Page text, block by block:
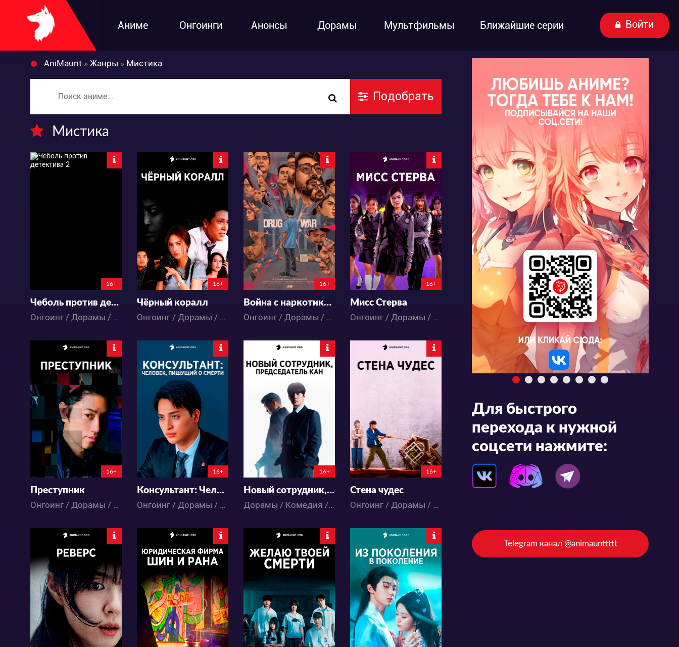
Аниме Онгоинги Анонсы Дорамы Мультфильмы Ближайшие серии Войти
AniMaunt » Жанры » Мистика
Подобрать
Мистика
16+
Чеболь против детектива 2
Онгоинг / Дорамы / Боевик / Комедия / Мистика / Триллер
2410
35 9
3:18:50:52
16+
Чёрный коралл
Онгоинг / Дорамы / Драма / Мистика / Ужасы
2593
10 9
5:18:20:52
16+
Война с наркотиками: Молчание заговорщиков
Онгоинг / Дорамы / Драма / Мистика
7855
51 22
16+
Мисс Стерва
Онгоинг / Дорамы / Драма / Комедия / Мистика
1728
16+
Преступник
Онгоинг / Дорамы / Мистика / Триллер
6257
44 15
16+
Консультант: Человек, пишущий о смерти
Онгоинг / Дорамы / Мистика
6001
58 21
16+
Новый сотрудник, председатель Кан
Дорамы / Комедия / Мистика / Фэнтези
32 6
16+
Стена чудес
Онгоинг / Дорамы / Драма / Мистика
2272
18
6241
49 17
1210
29 13
1918
16 5
Для быстрого
перехода к нужной
соцсети нажмите:
Telegram канал @animaunttttt